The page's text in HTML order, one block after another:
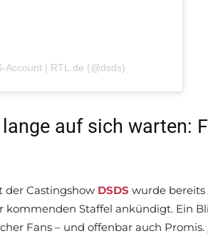
Account | RTL.de (@dsds)
auf sich warten:
der Castingshow DSDS wurde
kommenden Staffel ankündigt. Ein
Fans – und offenbar auch Promis.